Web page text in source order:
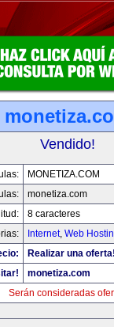
Vendido!
MONETIZA.COM
monetiza.com
8 caracteres
Internet, Web
Realizar una
monetiza.com
Serán consideradas